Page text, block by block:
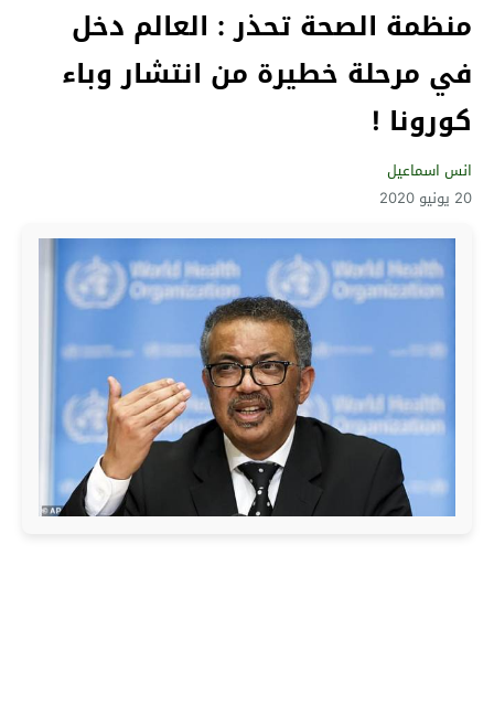
منظمة الصحة تحذر : العالم دخل
في مرحلة خطيرة من انتشار وباء
كورونا !
انس اسماعيل
20 يونيو 2020